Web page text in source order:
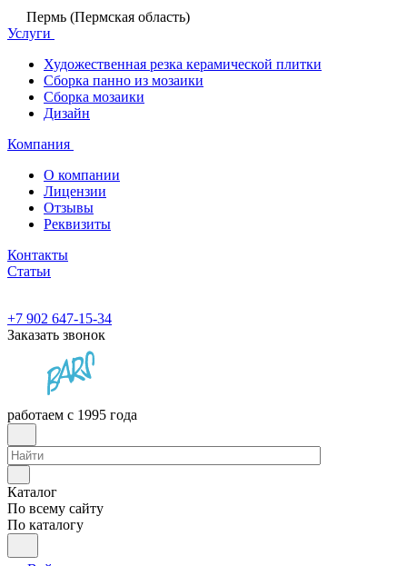
Пермь (Пермская область)
Услуги
Художественная резка керамической плитки
Сборка панно из мозаики
Сборка мозаики
Дизайн
Компания
О компании
Лицензии
Отзывы
Реквизиты
Контакты
Статьи
+7 902 647-15-34
Заказать звонок
работаем с 1995 года
Каталог
По всему сайту
По каталогу